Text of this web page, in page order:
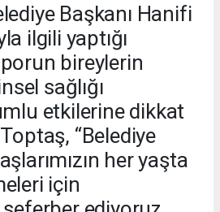
Başkanı Hanifi
ilgili yaptığı
bireylerin
sağlığı
etkilerine dikkat
“Belediye
her yaşta
için